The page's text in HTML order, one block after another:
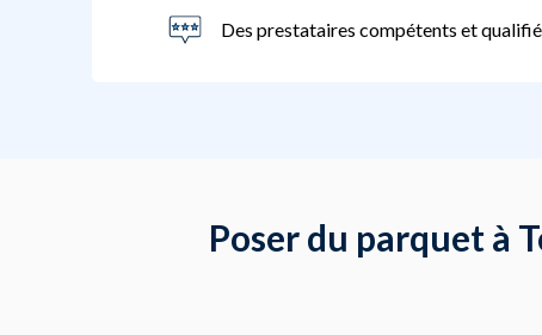
Des prestataires compétents et
Poser du parquet à